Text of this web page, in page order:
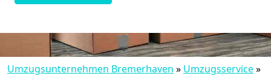
Umzugsunternehmen Bremer­haven » Umzugsservice»